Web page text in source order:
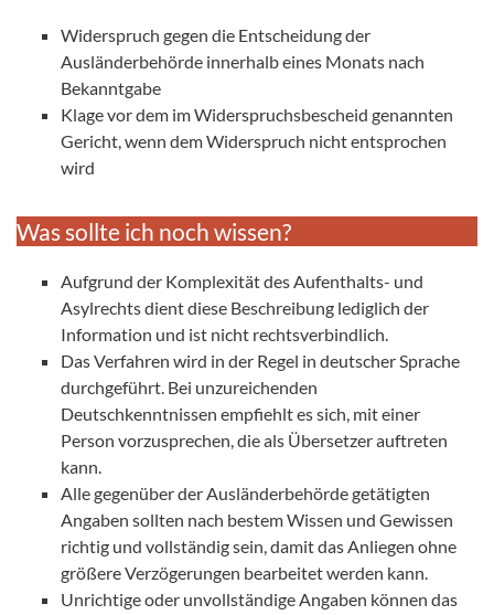
Widerspruch gegen die Entscheidung der
Ausländerbehörde innerhalb eines Monats nach
Bekanntgabe
Klage vor dem im Widerspruchsbescheid genannten
Gericht, wenn dem Widerspruch nicht entsprochen
wird
Was sollte ich noch wissen?
Aufgrund der Komplexität des Aufenthalts- und
Asylrechts dient diese Beschreibung lediglich der
Information und ist nicht rechtsverbindlich.
Das Verfahren wird in der Regel in deutscher Sprache
durchgeführt. Bei unzureichenden
Deutschkenntnissen empfiehlt es sich, mit einer
Person vorzusprechen, die als Übersetzer auftreten
kann.
Alle gegenüber der Ausländerbehörde getätigten
Angaben sollten nach bestem Wissen und Gewissen
richtig und vollständig sein, damit das Anliegen ohne
größere Verzögerungen bearbeitet werden kann.
Unrichtige oder unvollständige Angaben können das